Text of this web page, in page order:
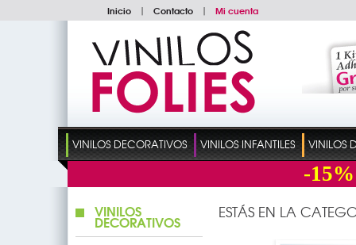
Inicio | Contacto | Mi cuenta
VINILOS DECORATIVOS VINILOS INFANTILES VINILOS
-15%
VINILOS
DECORATIVOS
ESTÁS EN LA